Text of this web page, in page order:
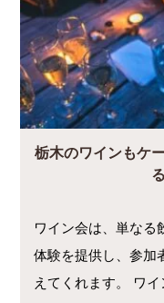
栃木のワインもケ
ワイン会は、単なる
体験を提供し、参加
えてくれます。 ワ